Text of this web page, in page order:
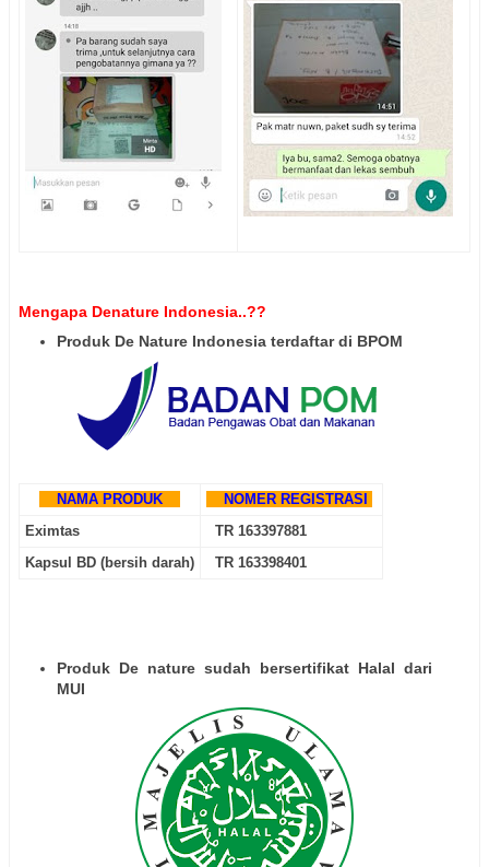
Mengapa Denature Indonesia..??
Produk De Nature Indonesia terdaftar di BPOM
NAMA PRODUK
NOMER REGISTRASI
Eximtas
TR 163397881
Kapsul BD (bersih darah)
TR 163398401
Produk De nature sudah bersertifikat Halal dari
MUI